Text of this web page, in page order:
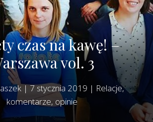
czas na kawę! –
vol. 3
|7 stycznia 2019 | Relacje,
komentarze, opinie